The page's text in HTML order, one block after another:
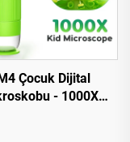
Çocuk Dijital
- 1000X